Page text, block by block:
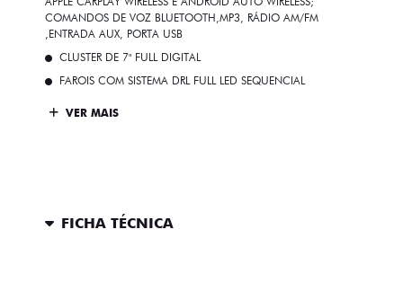
COMANDOS DE VOZ BLUETOOTH,MP3, RÁDIO AM/FM
,ENTRADA AUX, PORTA USB
CLUSTER DE 7" FULL DIGITAL
FAROIS COM SISTEMA DRL FULL LED SEQUENCIAL
VER MAIS
FICHA TÉCNICA